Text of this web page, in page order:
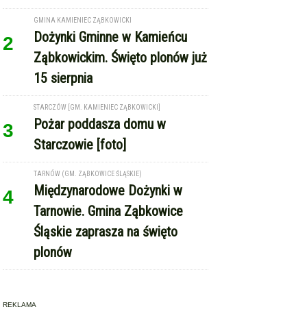
2
GMINA KAMIENIEC ZĄBKOWICKI
Dożynki Gminne w Kamieńcu
Ząbkowickim. Święto plonów już
15 sierpnia
3
STARCZÓW [GM. KAMIENIEC ZĄBKOWICKI]
Pożar poddasza domu w
Starczowie [foto]
4
TARNÓW (GM. ZĄBKOWICE ŚLĄSKIE)
Międzynarodowe Dożynki w
Tarnowie. Gmina Ząbkowice
Śląskie zaprasza na święto
plonów
REKLAMA